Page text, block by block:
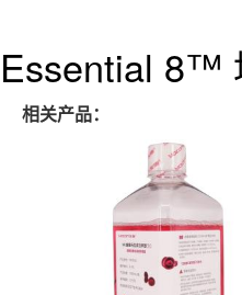
Essential 8™
相关产品：